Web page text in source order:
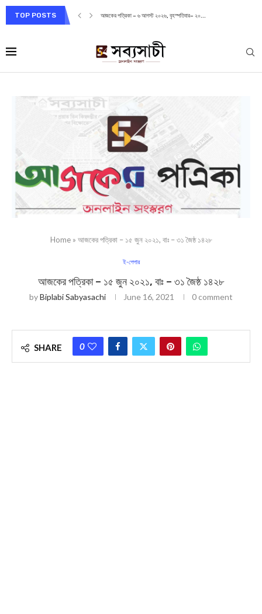
TOP POSTS আজকের পত্রিকা – ৬ আগস্ট ২০২৬, বৃহস্পতিবার– ২০...
Home» আজকের পত্রিকা – ১৫ জুন ২০২১, বাঃ – ৩১ জৈষ্ঠ ১৪২৮
ই-পেপার
আজকের পত্রিকা – ১৫ জুন ২০২১, বাঃ – ৩১ জৈষ্ঠ ১৪২৮
byBiplabi Sabyasachi June 16, 2021 0 comment
SHARE 0